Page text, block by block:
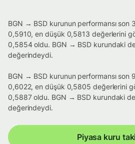
BGN → BSD kurunun performansı son
0,5910, en düşük 0,5813 değerlerini
0,5854 oldu. BGN → BSD kurundaki
değerindeydi.
BGN → BSD kurunun performansı son
0,6022, en düşük 0,5805 değerlerini
0,5887 oldu. BGN → BSD kurundaki
değerindeydi.
Piyasa kuru